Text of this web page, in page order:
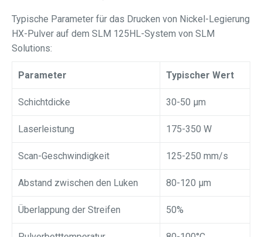
Typische Parameter für das Drucken von Nickel-Legierung
HX-Pulver auf dem SLM 125HL-System von SLM
Solutions:
Parameter Typischer Wert
Schichtdicke 30-50 μm
Laserleistung 175-350 W
Scan-Geschwindigkeit 125-250 mm/s
Abstand zwischen den Luken 80-120 μm
Überlappung der Streifen 50%